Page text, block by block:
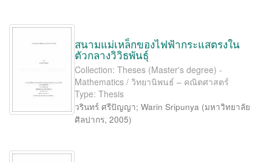
สนามแม่เหล็กของไฟฟ้ากระแสตรงใน
ตัวกลางวิวิธพันธุ์
Collection: Theses (Master's degree) -
Mathematics / วิทยานิพนธ์ – คณิตศาสตร์
Type: Thesis
วรินทร์ ศรีปัญญา; Warin Sripunya (มหาวิทยาลัย
ศิลปากร, 2005)